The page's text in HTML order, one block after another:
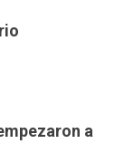
a